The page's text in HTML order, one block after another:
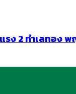
ง 2 ทำเลทอง พ